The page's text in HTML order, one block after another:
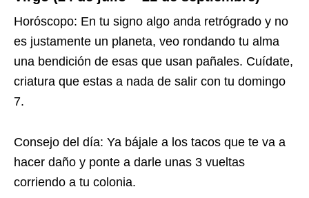
Horóscopo: En tu signo algo anda retrógrado y no
es justamente un planeta, veo rondando tu alma
una bendición de esas que usan pañales. Cuídate,
criatura que estas a nada de salir con tu domingo
7.
Consejo del día: Ya bájale a los tacos que te va a
hacer daño y ponte a darle unas 3 vueltas
corriendo a tu colonia.